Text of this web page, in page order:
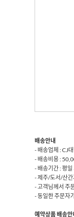
배송안내
- 배송업체 : CJ
- 배송비용 :
- 배송기간 : 평
- 제주/도서/산간
- 고객님께서 주
- 동일한 주문자
예약상품 배송안